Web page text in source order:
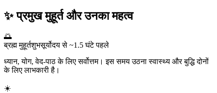
✨ प्रमुख मुहूर्त और उनका महत्व
🌅
ब्रह्म मुहूर्तशुभसूर्योदय से ~1.5 घंटे पहले
ध्यान, योग, वेद-पाठ के लिए सर्वोत्तम। इस समय उठना स्वास्थ्य और बुद्धि दोनों
के लिए लाभकारी है।
☀️